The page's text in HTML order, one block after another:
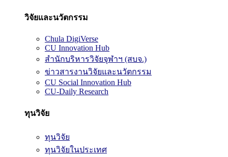
วิจัยและนวัตกรรม
Chula DigiVerse
CU Innovation Hub
สำนักบริหารวิจัยจุฬาฯ (สบจ.)
ข่าวสารงานวิจัยและนวัตกรรม
CU Social Innovation Hub
CU-Daily Research
ทุนวิจัย
ทุนวิจัย
ทุนวิจัยในประเทศ